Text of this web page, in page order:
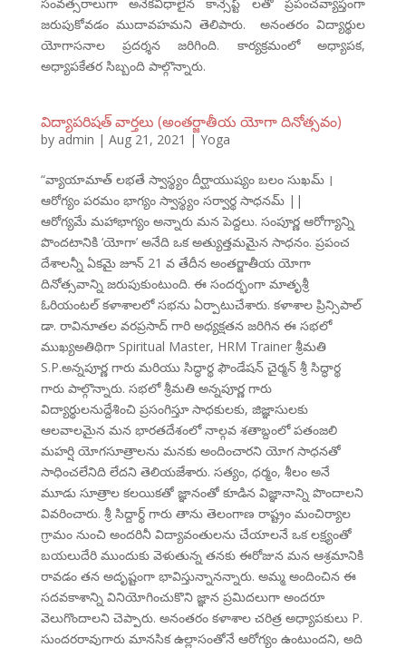
జరుపుకోవడం ముదావహమని తెలిపారు. అనంతరం విద్యార్థుల
యోగాసనాల ప్రదర్శన జరిగింది. కార్యక్రమంలో అధ్యాపక,
అధ్యాపకేతర సిబ్బంది పాల్గొన్నారు.
విద్యాపరిషత్ వార్తలు (అంతర్జాతీయ యోగా దినోత్సవం)
by admin | Aug 21, 2021 |Yoga
“వ్యాయామాత్ లభతే స్వాస్థ్యం దీర్ఘాయుష్యం బలం సుఖమ్ ।
ఆరోగ్యం పరమం భాగ్యం స్వాస్థ్యం సర్వార్థ సాధనమ్ ||
ఆరోగ్యమే మహాభాగ్యం అన్నారు మన పెద్దలు. సంపూర్ణ ఆరోగ్యాన్ని
పొందటానికి ‘యోగా’ అనేది ఒక అత్యుత్తమమైన సాధనం. ప్రపంచ
దేశాలన్నీ ఏకమై జూన్ 21 వ తేదీన అంతర్జాతీయ యోగా
దినోత్సవాన్ని జరుపుకుంటుంది. ఈ సందర్భంగా మాతృశ్రీ
ఓరియంటల్ కళాశాలలో సభను ఏర్పాటుచేశారు. కళాశాల ప్రిన్సిపాల్
డా. రావినూతల వరప్రసాద్ గారి అధ్యక్షతన జరిగిన ఈ సభలో
ముఖ్యఅతిథిగా Spiritual Master, HRM Trainer శ్రీమతి
S.P.అన్నపూర్ణ గారు మరియు సిద్ధార్థ ఫౌండేషన్ చైర్మన్ శ్రీ సిద్ధార్థ
గారు పాల్గొన్నారు. సభలో శ్రీమతి అన్నపూర్ణ గారు
విద్యార్థులనుద్దేశించి ప్రసంగిస్తూ సాధకులకు, జిజ్ఞాసులకు
ఆలవాలమైన మన భారతదేశంలో నాల్గవ శతాబ్దంలో పతంజలి
మహర్షి యోగసూత్రాలను మనకు అందించారని యోగ సాధనతో
సాధించలేనిది లేదని తెలియజేశారు. సత్యం, ధర్మం, శీలం అనే
మూడు సూత్రాల కలయికతో జ్ఞానంతో కూడిన విజ్ఞానాన్ని పొందాలని
వివరించారు. శ్రీ సిద్దార్థ్ గారు తాను తెలంగాణ రాష్ట్రం మంచిర్యాల
గ్రామం నుంచి అందరినీ విద్యావంతులను చేయాలనే ఒక లక్ష్యంతో
బయలుదేరి ముందుకు వెళుతున్న తనకు ఈరోజున మన ఆశ్రమానికి
రావడం తన అదృష్టంగా భావిస్తున్నానన్నారు. అమ్మ అందించిన ఈ
సదవకాశాన్ని వినియోగించుకొని జ్ఞాన ప్రమిదలుగా అందరూ
వెలుగొందాలని చెప్పారు. అనంతరం కళాశాల చరిత్ర అధ్యాపకులు P.
సుందరరావుగారు మానసిక ఉల్లాసంతోనే ఆరోగ్యం ఉంటుందని, అది